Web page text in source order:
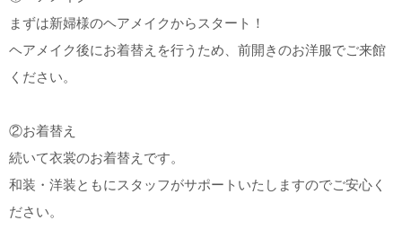
チャペルでの撮影 結婚式場での撮影
事前来店なしで撮影
まずは新婦様のヘアメイクからスタート！
ヘアメイク後にお着替えを行うため、前開きのお洋服でご来館
ください。
②お着替え
続いて衣裳のお着替えです。
和装・洋装ともにスタッフがサポートいたしますのでご安心く
ださい。